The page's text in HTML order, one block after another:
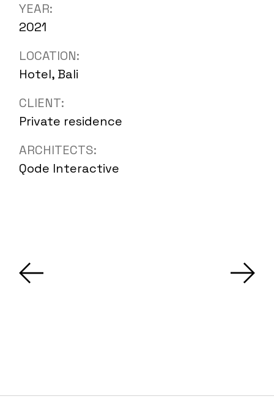
YEAR:
2021
LOCATION:
Hotel, Bali
CLIENT:
Private residence
ARCHITECTS:
Qode Interactive